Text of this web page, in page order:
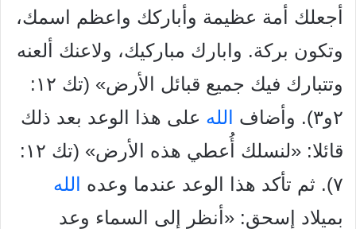
أجعلك أمة عظيمة وأباركك واعظم اسمك،
وتكون بركة. وابارك مباركيك، ولاعنك ألعنه
وتتبارك فيك جميع قبائل الأرض» (تك ١٢:
٢و٣). وأضاف
الله على هذا الوعد بعد ذلك
قائلا: «لنسلك أُعطي هذه الأرض» (تك ١٢:
٧). ثم تأكد هذا الوعد عندما وعده
الله
بميلاد إسحق: «أنظر إلى السماء وعد